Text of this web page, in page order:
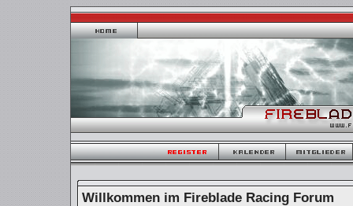
Willkommen im Fireblade Racing Forum